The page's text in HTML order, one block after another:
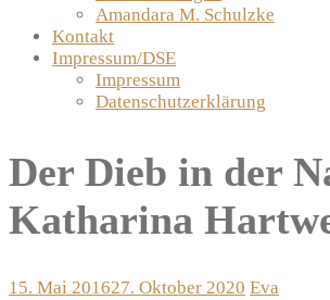
Amandara M. Schulzke
Kontakt
Impressum/DSE
Impressum
Datenschutzerklärung
Der Dieb in der
Katharina
15. Mai 201627. Oktober 2020 Eva